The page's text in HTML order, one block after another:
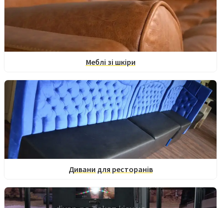
Меблі зі шкіри
Дивани для ресторанів